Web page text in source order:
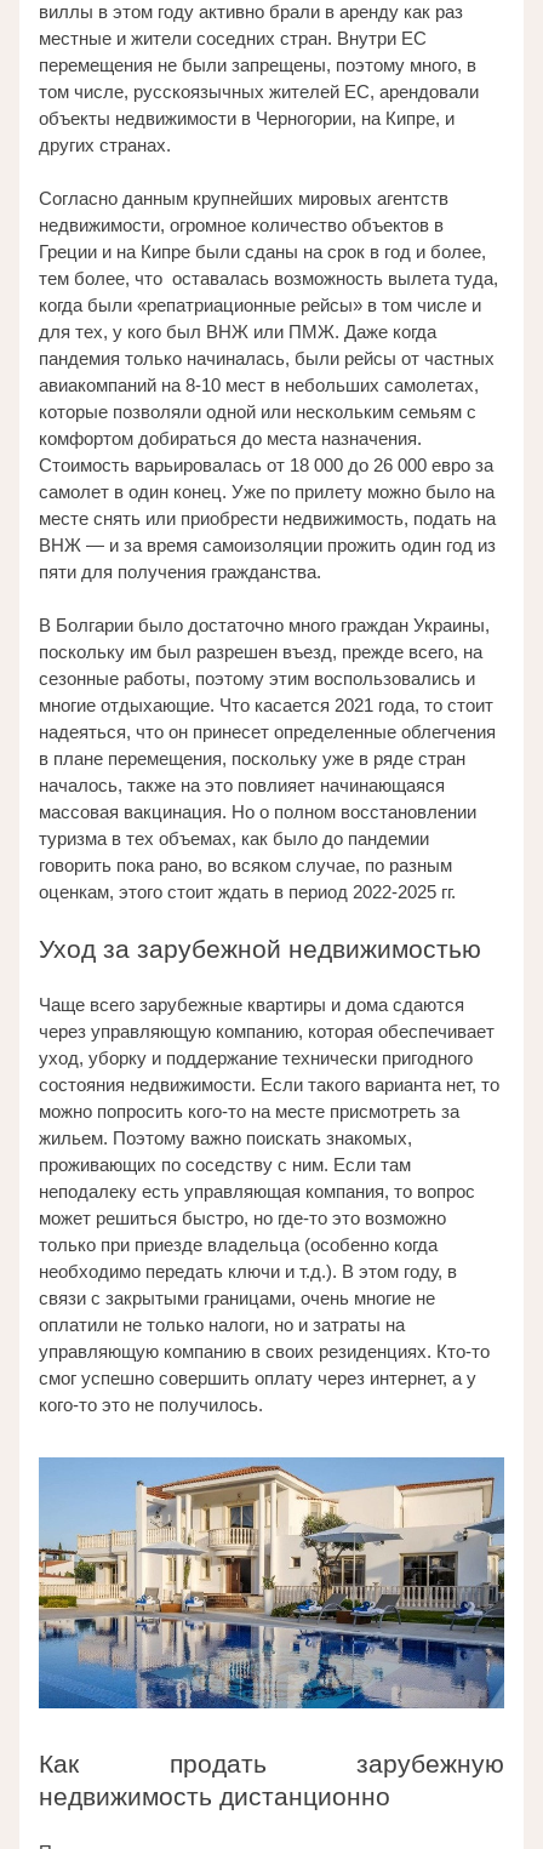
виллы в этом году активно брали в аренду как раз
местные и жители соседних стран. Внутри ЕС
перемещения не были запрещены, поэтому много, в
том числе, русскоязычных жителей ЕС, арендовали
объекты недвижимости в Черногории, на Кипре, и
других странах.
Согласно данным крупнейших мировых агентств
недвижимости, огромное количество объектов в
Греции и на Кипре были сданы на срок в год и более,
тем более, что  оставалась возможность вылета туда,
когда были «репатриационные рейсы» в том числе и
для тех, у кого был ВНЖ или ПМЖ. Даже когда
пандемия только начиналась, были рейсы от частных
авиакомпаний на 8-10 мест в небольших самолетах,
которые позволяли одной или нескольким семьям с
комфортом добираться до места назначения.
Стоимость варьировалась от 18 000 до 26 000 евро за
самолет в один конец. Уже по прилету можно было на
месте снять или приобрести недвижимость, подать на
ВНЖ — и за время самоизоляции прожить один год из
пяти для получения гражданства.
В Болгарии было достаточно много граждан Украины,
поскольку им был разрешен въезд, прежде всего, на
сезонные работы, поэтому этим воспользовались и
многие отдыхающие. Что касается 2021 года, то стоит
надеяться, что он принесет определенные облегчения
в плане перемещения, поскольку уже в ряде стран
началось, также на это повлияет начинающаяся
массовая вакцинация. Но о полном восстановлении
туризма в тех объемах, как было до пандемии
говорить пока рано, во всяком случае, по разным
оценкам, этого стоит ждать в период 2022-2025 гг.
Уход за зарубежной недвижимостью
Чаще всего зарубежные квартиры и дома сдаются
через управляющую компанию, которая обеспечивает
уход, уборку и поддержание технически пригодного
состояния недвижимости. Если такого варианта нет, то
можно попросить кого-то на месте присмотреть за
жильем. Поэтому важно поискать знакомых,
проживающих по соседству с ним. Если там
неподалеку есть управляющая компания, то вопрос
может решиться быстро, но где-то это возможно
только при приезде владельца (особенно когда
необходимо передать ключи и т.д.). В этом году, в
связи с закрытыми границами, очень многие не
оплатили не только налоги, но и затраты на
управляющую компанию в своих резиденциях. Кто-то
смог успешно совершить оплату через интернет, а у
кого-то это не получилось.
Как продать зарубежную
недвижимость дистанционно